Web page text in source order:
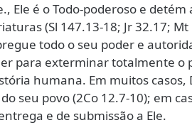
Ele é o Todo-poderoso e
(Sl 147.13-18; Jr 32.17;
todo o seu poder e
para exterminar totalmente o
humana. Em muitos casos,
seu povo (2Co 12.7-10); em
e de submissão a Ele.